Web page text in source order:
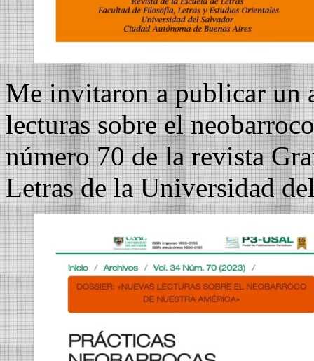
Me invitaron a publicar un
lecturas sobre el
número 70 de la revista
Letras de la Universidad